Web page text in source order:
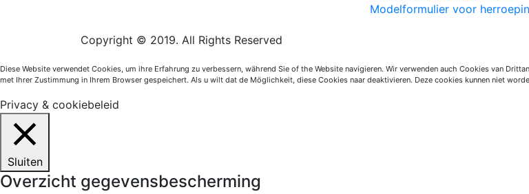
Modelformulier voor
Copyright © 2019. All Rights Reserved
Diese Website verwendet Cookies, um ihre Erfahrung zu verbessern, während Sie of the Website navigieren. Wir verwenden auch Cookies van
met Ihrer Zustimmung in Ihrem Browser gespeichert. Als u wilt dat de Möglichkeit, diese Cookies naar deaktivieren. Deze cookies kunnen niet
Privacy & cookiebeleid
Sluiten
Overzicht gegevensbescherming